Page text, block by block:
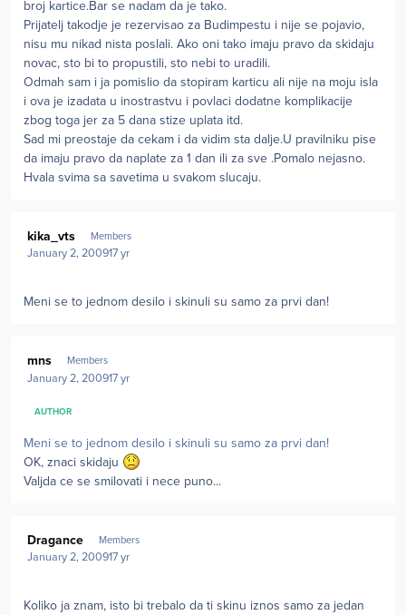
broj kartice.Bar se nadam da je tako.
Prijatelj takodje je rezervisao za Budimpestu i nije se pojavio,
nisu mu nikad nista poslali. Ako oni tako imaju pravo da skidaju
novac, sto bi to propustili, sto nebi to uradili.
Odmah sam i ja pomislio da stopiram karticu ali nije na moju isla
i ova je izadata u inostrastvu i povlaci dodatne komplikacije
zbog toga jer za 5 dana stize uplata itd.
Sad mi preostaje da cekam i da vidim sta dalje.U pravilniku pise
da imaju pravo da naplate za 1 dan ili za sve .Pomalo nejasno.
Hvala svima sa savetima u svakom slucaju.
kika_vts Members
January 2, 200917 yr
Meni se to jednom desilo i skinuli su samo za prvi dan!
mns Members
January 2, 200917 yr
AUTHOR
Meni se to jednom desilo i skinuli su samo za prvi dan!
OK, znaci skidaju
Valjda ce se smilovati i nece puno...
Dragance Members
January 2, 200917 yr
Koliko ja znam, isto bi trebalo da ti skinu iznos samo za jedan